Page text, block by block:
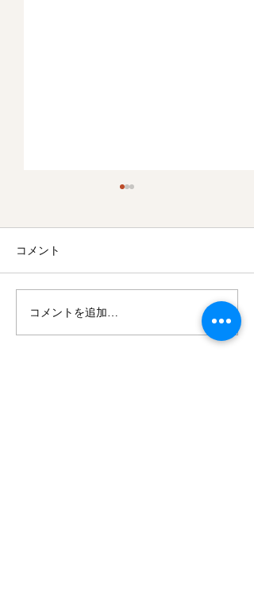
熊本県伝統工芸館での展
示会
コメント
コメントを追加…